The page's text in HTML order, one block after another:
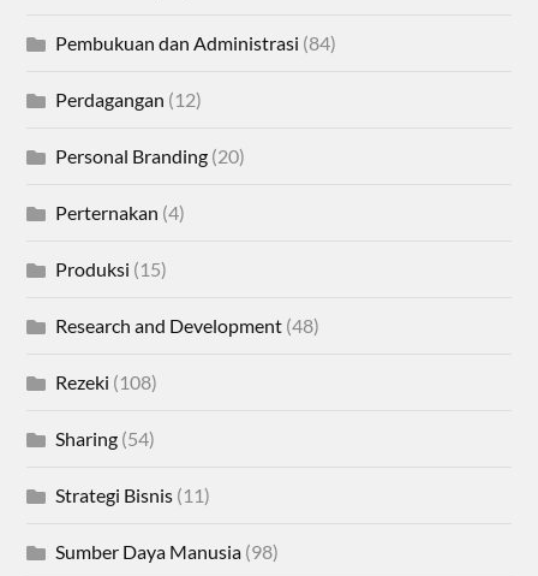
Pembukuan dan Administrasi (84)
Perdagangan (12)
Personal Branding (20)
Perternakan (4)
Produksi (15)
Research and Development (48)
Rezeki (108)
Sharing (54)
Strategi Bisnis (11)
Sumber Daya Manusia (98)